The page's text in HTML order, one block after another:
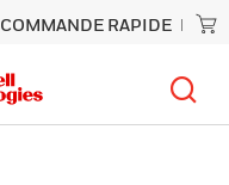
COMMANDE RAPIDE